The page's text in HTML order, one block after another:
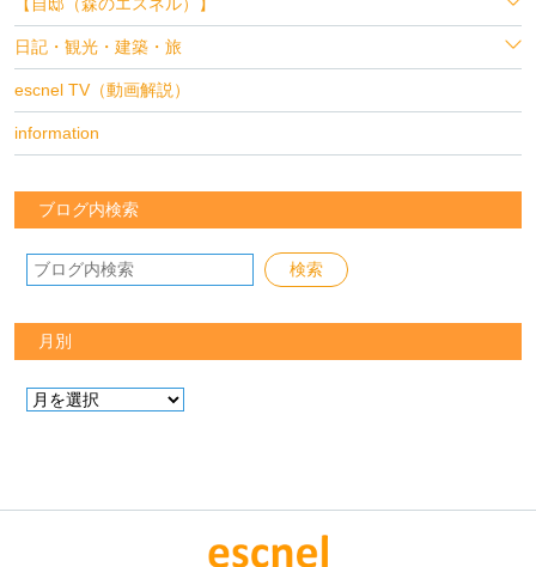
日記・観光・建築・旅
escnel TV（動画解説）
information
ブログ内検索
月別